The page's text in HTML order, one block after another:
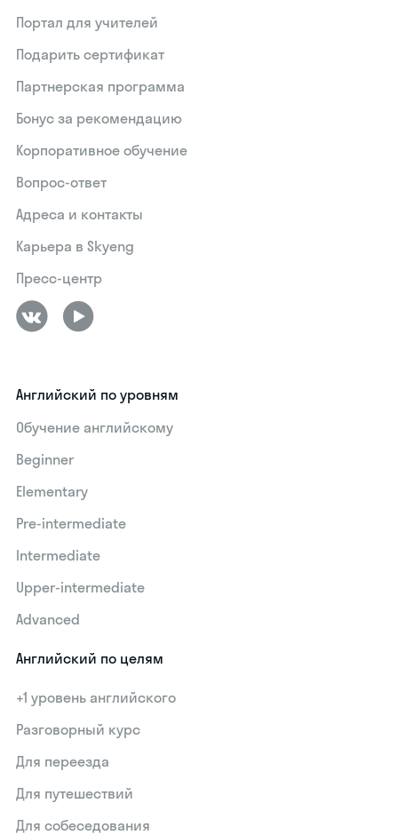
Портал для учителей
Подарить сертификат
Партнерская программа
Бонус за рекомендацию
Корпоративное обучение
Вопрос-ответ
Адреса и контакты
Карьера в Skyeng
Пресс-центр
Английский по уровням
Обучение английскому
Beginner
Elementary
Pre-intermediate
Intermediate
Upper-intermediate
Advanced
Английский по целям
+1 уровень английского
Разговорный курс
Для переезда
Для путешествий
Для собеседования